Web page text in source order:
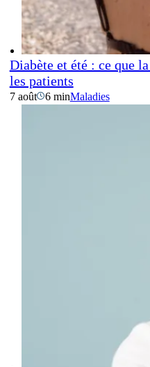
Diabète et été : ce que
les patients
7 août 6 minMaladies